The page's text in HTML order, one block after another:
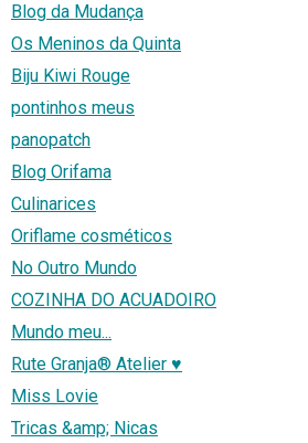
Blog da Mudança
Os Meninos da Quinta
Biju Kiwi Rouge
pontinhos meus
panopatch
Blog Orifama
Culinarices
Oriflame cosméticos
No Outro Mundo
COZINHA DO ACUADOIRO
Mundo meu...
Rute Granja® Atelier ♥
Miss Lovie
Tricas &amp; Nicas